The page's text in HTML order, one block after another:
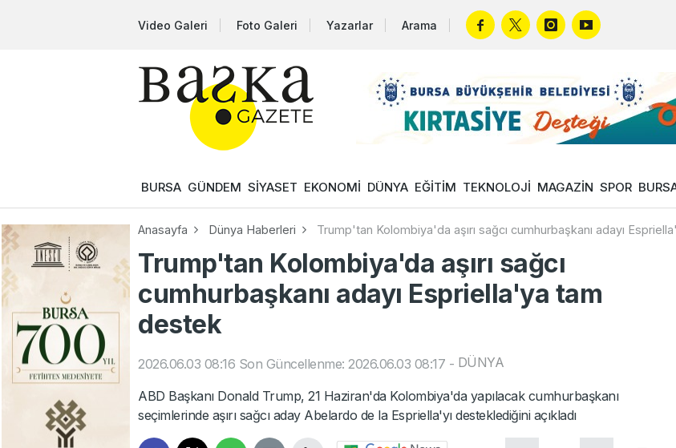
Video Galeri Foto Galeri Yazarlar Arama
BURSA GÜNDEM SİYASET EKONOMİ DÜNYA EĞİTİM TEKNOLOJİ MAGAZİN SPOR
Anasayfa Dünya Haberleri Trump'tan Kolombiya'da aşırı sağcı cumhurbaşkanı adayı
Trump'tan Kolombiya'da aşırı sağcı
cumhurbaşkanı adayı Espriella'ya tam
destek
2026.06.03 08:16 Son Güncellenme: 2026.06.03 08:17 - DÜNYA
ABD Başkanı Donald Trump, 21 Haziran'da Kolombiya'da yapılacak cumhurbaşkanı
seçimlerinde aşırı sağcı aday Abelardo de la Espriella'yı desteklediğini açıkladı